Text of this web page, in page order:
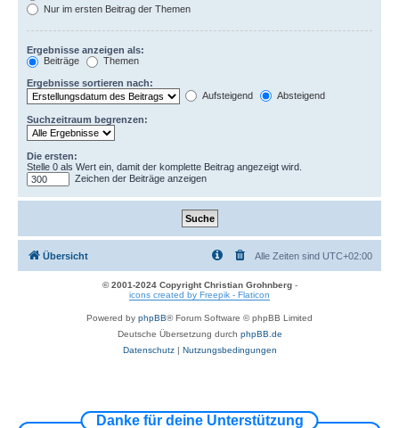
Nur im ersten Beitrag der Themen
Ergebnisse anzeigen als:
Beiträge
Themen
Ergebnisse sortieren nach:
Aufsteigend
Absteigend
Suchzeitraum begrenzen:
Die ersten:
Stelle 0 als Wert ein, damit der komplette Beitrag angezeigt wird.
Zeichen der Beiträge anzeigen
Übersicht Alle Zeiten sind UTC+02:00
© 2001-2024 Copyright Christian Grohnberg-
icons created by Freepik - Flaticon
Powered by phpBB® Forum Software © phpBB Limited
Deutsche Übersetzung durch phpBB.de
Datenschutz| Nutzungsbedingungen
Danke für deine Unterstützung